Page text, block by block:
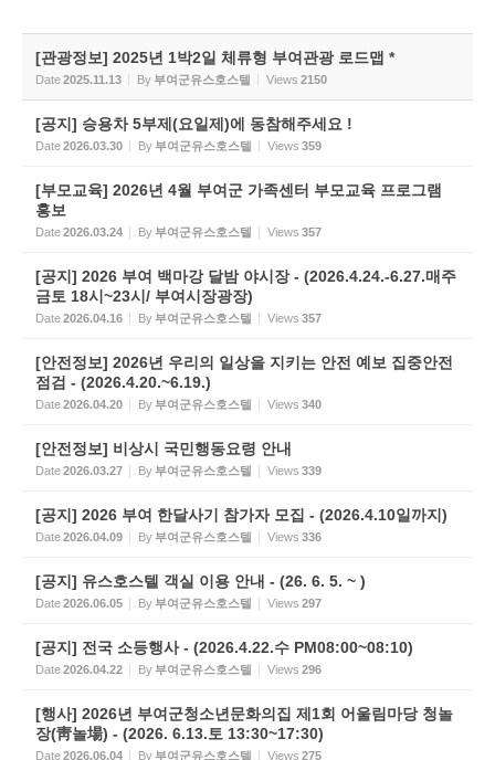
[관광정보] 2025년 1박2일 체류형 부여관광 로드맵 *
Date2025.11.13 By 부여군유스호스텔 Views 2150
[공지] 승용차 5부제(요일제)에 동참해주세요 !
Date2026.03.30 By 부여군유스호스텔 Views 359
[부모교육] 2026년 4월 부여군 가족센터 부모교육 프로그램
홍보
Date2026.03.24 By 부여군유스호스텔 Views 357
[공지] 2026 부여 백마강 달밤 야시장 - (2026.4.24.-6.27.매주
금토 18시~23시/ 부여시장광장)
Date2026.04.16 By 부여군유스호스텔 Views 357
[안전정보] 2026년 우리의 일상을 지키는 안전 예보 집중안전
점검 - (2026.4.20.~6.19.)
Date2026.04.20 By 부여군유스호스텔 Views 340
[안전정보] 비상시 국민행동요령 안내
Date2026.03.27 By 부여군유스호스텔 Views 339
[공지] 2026 부여 한달사기 참가자 모집 - (2026.4.10일까지)
Date2026.04.09 By 부여군유스호스텔 Views 336
[공지] 유스호스텔 객실 이용 안내 - (26. 6. 5. ~ )
Date2026.06.05 By 부여군유스호스텔 Views 297
[공지] 전국 소등행사 - (2026.4.22.수 PM08:00~08:10)
Date2026.04.22 By 부여군유스호스텔 Views 296
[행사] 2026년 부여군청소년문화의집 제1회 어울림마당 청놀
장(靑놀場) - (2026. 6.13.토 13:30~17:30)
Date2026.06.04 By 부여군유스호스텔 Views 275